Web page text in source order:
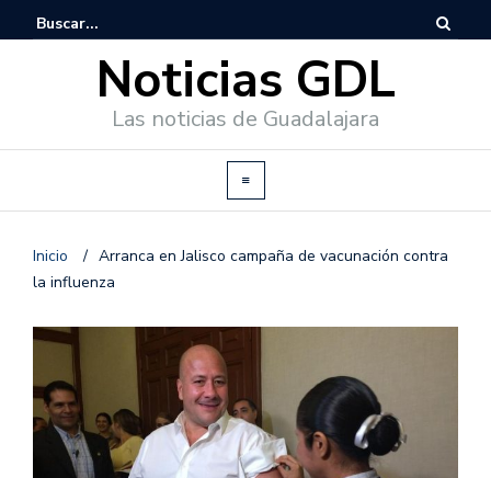
Noticias GDL
Las noticias de Guadalajara
Inicio / Arranca en Jalisco campaña de vacunación contra
la influenza